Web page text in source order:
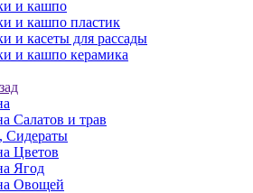
и кашпо
и кашпо пластик
и касеты для рассады
и кашпо керамика
Салатов и трав
Сидераты
Цветов
Ягод
Овощей